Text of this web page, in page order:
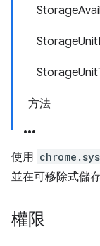
方法
使用
並在可移除式儲
權限